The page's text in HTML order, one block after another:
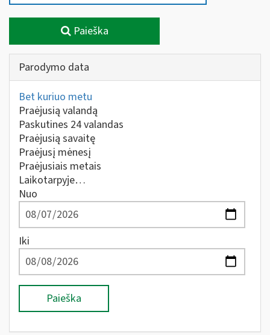
Paieška
Parodymo data
Bet kuriuo metu
Praėjusią valandą
Paskutines 24 valandas
Praėjusią savaitę
Praėjusį mėnesį
Praėjusiais metais
Laikotarpyje…
Nuo
Iki
Paieška